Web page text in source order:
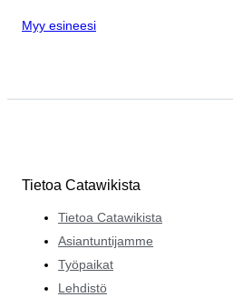
Myy esineesi
Tietoa Catawikista
Tietoa Catawikista
Asiantuntijamme
Työpaikat
Lehdistö